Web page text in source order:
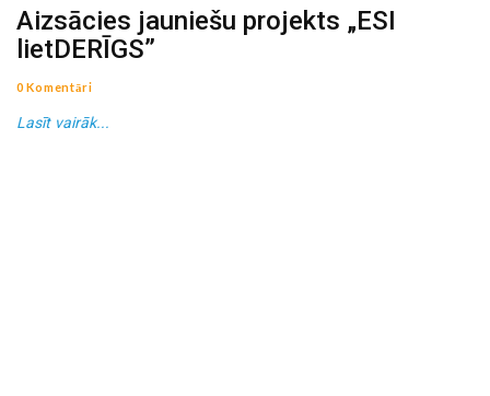
Aizsācies jauniešu projekts „ESI
lietDERĪGS”
0 Komentāri
Lasīt vairāk...